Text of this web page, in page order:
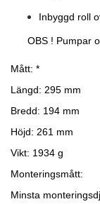
Inbyggd roll
OBS ! Pumpar
Mått: *
Längd: 295 mm
Bredd: 194 mm
Höjd: 261 mm
Vikt: 1934 g
Monteringsmått:
Minsta